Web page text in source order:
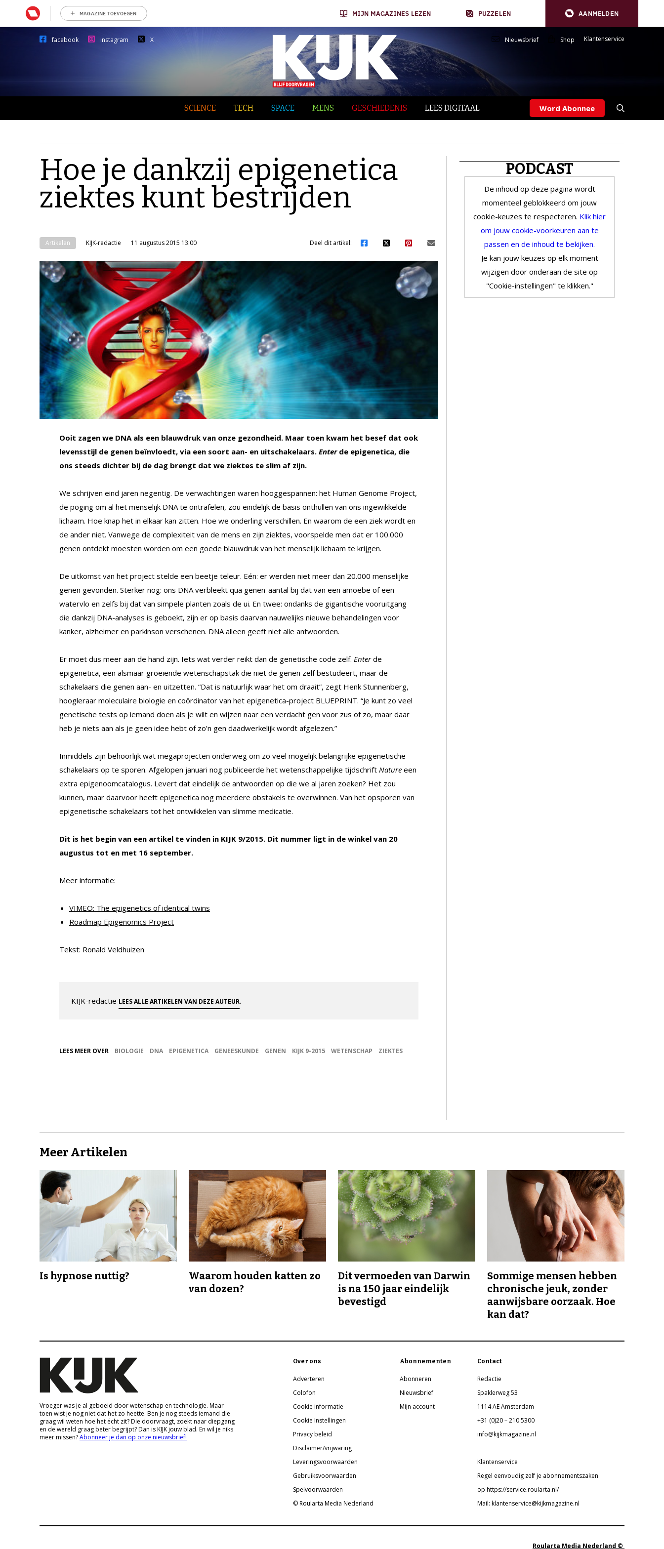
MAGAZINE TOEVOEGEN MIJN MAGAZINES LEZEN PUZZELEN AANMELDEN
facebook instagram X Nieuwsbrief Shop Klantenservice
SCIENCE TECH SPACE MENS GESCHIEDENIS LEES DIGITAAL Word Abonnee
Hoe je dankzij epigenetica
ziektes kunt bestrijden
Artikelen KIJK-redactie 11 augustus 2015 13:00 Deel dit artikel:
Ooit zagen we DNA als een blauwdruk van onze gezondheid. Maar toen kwam het besef dat ook
levensstijl de genen beïnvloedt, via een soort aan- en uitschakelaars. Enterde epigenetica, die
ons steeds dichter bij de dag brengt dat we ziektes te slim af zijn.
We schrijven eind jaren negentig. De verwachtingen waren hooggespannen: het Human Genome Project,
de poging om al het menselijk DNA te ontrafelen, zou eindelijk de basis onthullen van ons ingewikkelde
lichaam. Hoe knap het in elkaar kan zitten. Hoe we onderling verschillen. En waarom de een ziek wordt en
de ander niet. Vanwege de complexiteit van de mens en zijn ziektes, voorspelde men dat er 100.000
genen ontdekt moesten worden om een goede blauwdruk van het menselijk lichaam te krijgen.
De uitkomst van het project stelde een beetje teleur. Eén: er werden niet meer dan 20.000 menselijke
genen gevonden. Sterker nog: ons DNA verbleekt qua genen-aantal bij dat van een amoebe of een
watervlo en zelfs bij dat van simpele planten zoals de ui. En twee: ondanks de gigantische vooruitgang
die dankzij DNA-analyses is geboekt, zijn er op basis daarvan nauwelijks nieuwe behandelingen voor
kanker, alzheimer en parkinson verschenen. DNA alleen geeft niet alle antwoorden.
Er moet dus meer aan de hand zijn. Iets wat verder reikt dan de genetische code zelf. Enterde
epigenetica, een alsmaar groeiende wetenschapstak die niet de genen zelf bestudeert, maar de
schakelaars die genen aan- en uitzetten. “Dat is natuurlijk waar het om draait”, zegt Henk Stunnenberg,
hoogleraar moleculaire biologie en coördinator van het epigenetica-project BLUEPRINT. “Je kunt zo veel
genetische tests op iemand doen als je wilt en wijzen naar een verdacht gen voor zus of zo, maar daar
heb je niets aan als je geen idee hebt of zo’n gen daadwerkelijk wordt afgelezen.”
Inmiddels zijn behoorlijk wat megaprojecten onderweg om zo veel mogelijk belangrijke epigenetische
schakelaars op te sporen. Afgelopen januari nog publiceerde het wetenschappelijke tijdschrift Nature een
extra epigenoomcatalogus. Levert dat eindelijk de antwoorden op die we al jaren zoeken? Het zou
kunnen, maar daarvoor heeft epigenetica nog meerdere obstakels te overwinnen. Van het opsporen van
epigenetische schakelaars tot het ontwikkelen van slimme medicatie.
Dit is het begin van een artikel te vinden in KIJK 9/2015. Dit nummer ligt in de winkel van 20
augustus tot en met 16 september.
Meer informatie:
VIMEO: The epigenetics of identical twins
Roadmap Epigenomics Project
Tekst: Ronald Veldhuizen
KIJK-redactie LEES ALLE ARTIKELEN VAN DEZE AUTEUR.
LEES MEER OVER BIOLOGIE DNA EPIGENETICA GENEESKUNDE GENEN KIJK 9-2015 WETENSCHAP ZIEKTES
PODCAST
De inhoud op deze pagina wordt
momenteel geblokkeerd om jouw
cookie-keuzes te respecteren. Klik hier
om jouw cookie-voorkeuren aan te
passen en de inhoud te bekijken.
Je kan jouw keuzes op elk moment
wijzigen door onderaan de site op
"Cookie-instellingen" te klikken."
Meer Artikelen
Is hypnose nuttig?
Waarom houden katten zo
van dozen?
Dit vermoeden van Darwin
is na 150 jaar eindelijk
bevestigd
Sommige mensen hebben
chronische jeuk, zonder
aanwijsbare oorzaak. Hoe
kan dat?
Vroeger was je al geboeid door wetenschap en technologie. Maar
toen wist je nog niet dat het zo heette. Ben je nog steeds iemand die
graag wil weten hoe het écht zit? Die doorvraagt, zoekt naar diepgang
en de wereld graag beter begrijpt? Dan is KIJK jouw blad. En wil je niks
meer missen?Abonneer je dan op onze nieuwsbrief!
Over ons
Adverteren
Colofon
Cookie informatie
Cookie Instellingen
Privacy beleid
Disclaimer/vrijwaring
Leveringsvoorwaarden
Gebruiksvoorwaarden
Spelvoorwaarden
© Roularta Media Nederland
Abonnementen
Abonneren
Nieuwsbrief
Mijn account
Contact
Redactie
Spaklerweg 53
1114 AE Amsterdam
+31 (0)20 – 210 5300
info@kijkmagazine.nl
Klantenservice
Regel eenvoudig zelf je abonnementszaken
op https://service.roularta.nl/
Mail: klantenservice@kijkmagazine.nl
Roularta Media Nederland ©